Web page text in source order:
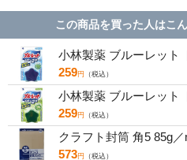
この商品を買った人はこ
小林製薬 ブルーレット
259円 （税込）
小林製薬 ブルーレット
259円 （税込）
クラフト封筒 角5 85g
573円 （税込）